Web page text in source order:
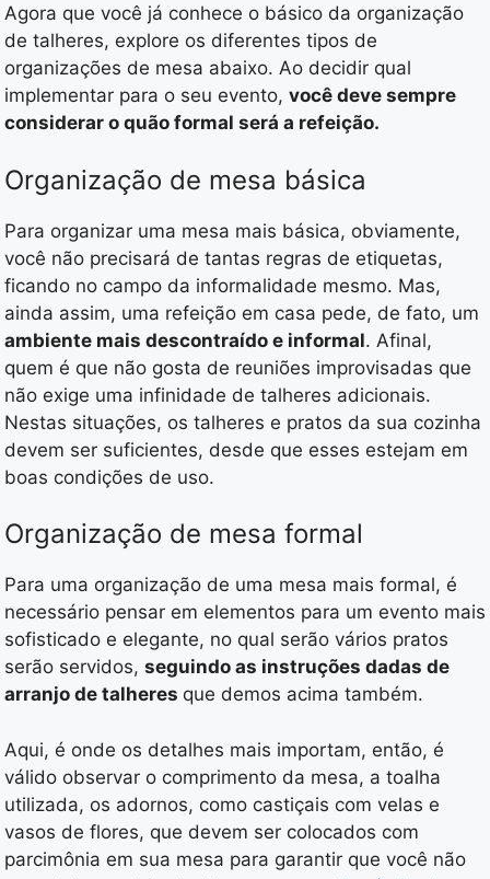
Agora que você já conhece o básico da organização
de talheres, explore os diferentes tipos de
organizações de mesa abaixo. Ao decidir qual
implementar para o seu evento, você deve sempre
considerar o quão formal será a refeição.
Organização de mesa básica
Para organizar uma mesa mais básica, obviamente,
você não precisará de tantas regras de etiquetas,
ficando no campo da informalidade mesmo. Mas,
ainda assim, uma refeição em casa pede, de fato, um
ambiente mais descontraído e informal. Afinal,
quem é que não gosta de reuniões improvisadas que
não exige uma infinidade de talheres adicionais.
Nestas situações, os talheres e pratos da sua cozinha
devem ser suficientes, desde que esses estejam em
boas condições de uso.
Organização de mesa formal
Para uma organização de uma mesa mais formal, é
necessário pensar em elementos para um evento mais
sofisticado e elegante, no qual serão vários pratos
serão servidos, seguindo as instruções dadas de
arranjo de talheres que demos acima também.
Aqui, é onde os detalhes mais importam, então, é
válido observar o comprimento da mesa, a toalha
utilizada, os adornos, como castiçais com velas e
vasos de flores, que devem ser colocados com
parcimônia em sua mesa para garantir que você não